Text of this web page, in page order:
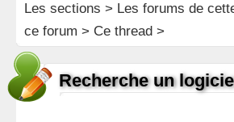
Les sections > Les forums de
ce forum > Ce thread >
Recherche un